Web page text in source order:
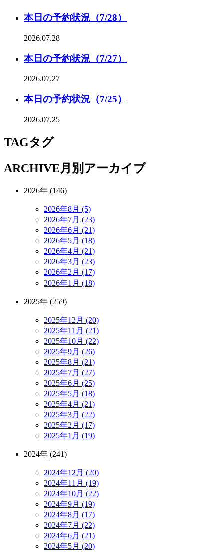
本日の予約状況（7/28）
2026.07.28
本日の予約状況（7/27）
2026.07.27
本日の予約状況（7/25）
2026.07.25
TAGタグ
ARCHIVE月別アーカイブ
2026年 (146)
2026年8月 (5)
2026年7月 (23)
2026年6月 (21)
2026年5月 (18)
2026年4月 (21)
2026年3月 (23)
2026年2月 (17)
2026年1月 (18)
2025年 (259)
2025年12月 (20)
2025年11月 (21)
2025年10月 (22)
2025年9月 (26)
2025年8月 (21)
2025年7月 (27)
2025年6月 (25)
2025年5月 (18)
2025年4月 (21)
2025年3月 (22)
2025年2月 (17)
2025年1月 (19)
2024年 (241)
2024年12月 (20)
2024年11月 (19)
2024年10月 (22)
2024年9月 (19)
2024年8月 (17)
2024年7月 (22)
2024年6月 (21)
2024年5月 (20)